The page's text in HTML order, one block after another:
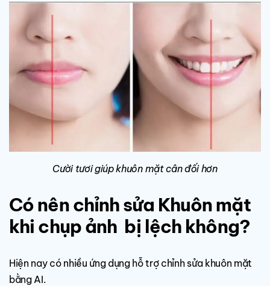
Cười tươi giúp khuôn mặt cân đối hơn
Có nên chỉnh sửa Khuôn mặt
khi chụp ảnh bị lệch không?
Hiện nay có nhiều ứng dụng hỗ trợ chỉnh sửa khuôn mặt
bằng AI.